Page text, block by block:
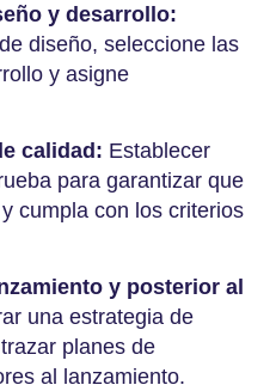
y desarrollo:
diseño, seleccione las
y asigne
calidad: Establecer
para garantizar que
cumpla con los criterios
y posterior al
una estrategia de
planes de
al lanzamiento.